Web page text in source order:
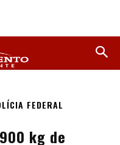
FEDERAL
kg de